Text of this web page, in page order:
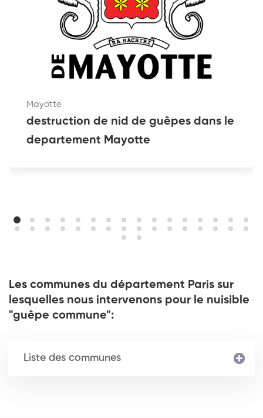
Mayotte
destruction de nid de guêpes dans le
departement Mayotte
Les communes du département Paris sur
lesquelles nous intervenons pour le nuisible
"guêpe commune":
Liste des communes